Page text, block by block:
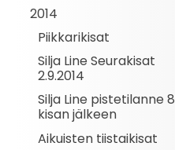
2014
Piikkarikisat
Silja Line Seurakisat
2.9.2014
Silja Line pistetilanne 8
kisan jälkeen
Aikuisten tiistaikisat